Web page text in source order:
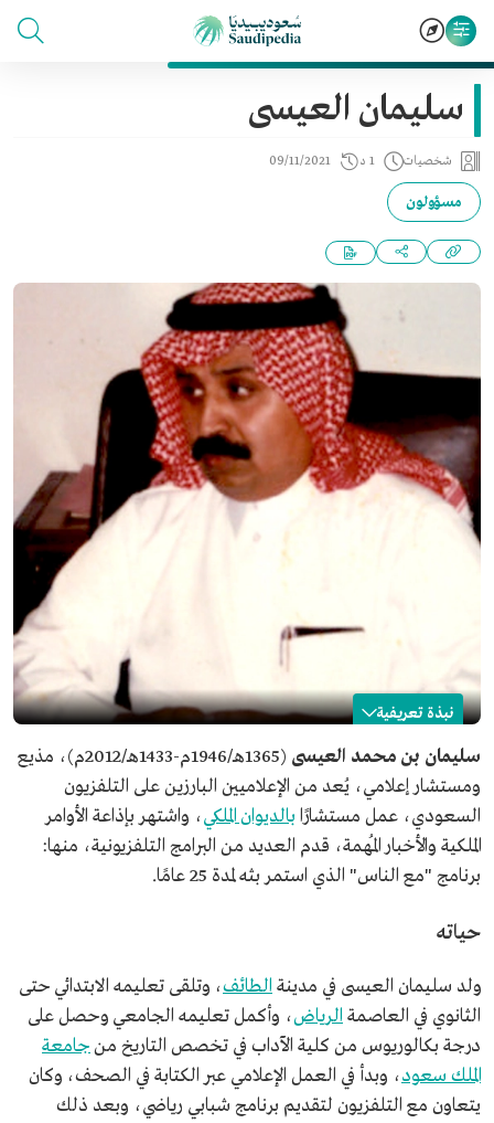
سليمان العيسى
شخصيات 1 د 09/11/2021
مسؤولون
نبذة تعريفية
سليمان العيسى
الاسم
سليمان العيسى.
تاريخ الميلاد
1365هـ/1946م.
مكان الميلاد
مدينة الطائف.
تاريخ الوفاة
1433هـ/2012م.
المجال المهني
سليمان بن محمد العيسى
(1365هـ/1946م-1433هـ/2012م)، مذيع
ومستشار إعلامي، يُعد من الإعلاميين البارزين على التلفزيون
السعودي، عمل مستشارًا بالديوان الملكي، واشتهر بإذاعة الأوامر
الملكية والأخبار المُهمة، قدم العديد من البرامج التلفزيونية، منها:
برنامج "مع الناس" الذي استمر بثه لمدة 25 عامًا.
حياته
ولد سليمان العيسى في مدينة الطائف، وتلقى تعليمه الابتدائي حتى
الثانوي في العاصمة الرياض، وأكمل تعليمه الجامعي وحصل على
درجة بكالوريوس من كلية الآداب في تخصص التاريخ منجامعة
الملك سعود، وبدأ في العمل الإعلامي عبر الكتابة في الصحف، وكان
يتعاون مع التلفزيون لتقديم برنامج شبابي رياضي، وبعد ذلك